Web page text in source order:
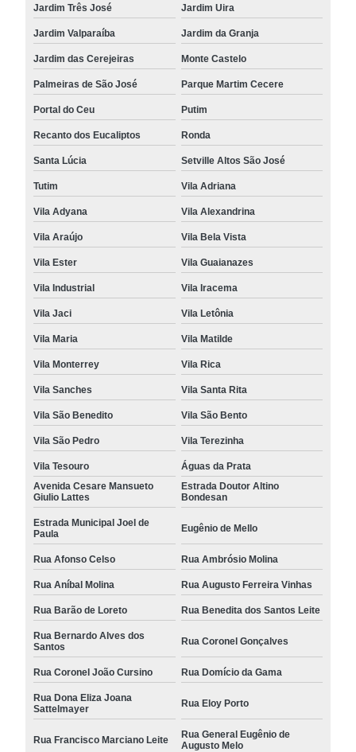
Jardim Três José Jardim Uira
Jardim Valparaíba Jardim da Granja
Jardim das Cerejeiras Monte Castelo
Palmeiras de São José Parque Martim Cecere
Portal do Ceu Putim
Recanto dos Eucaliptos Ronda
Santa Lúcia Setville Altos São José
Tutim Vila Adriana
Vila Adyana Vila Alexandrina
Vila Araújo Vila Bela Vista
Vila Ester Vila Guaianazes
Vila Industrial Vila Iracema
Vila Jaci Vila Letônia
Vila Maria Vila Matilde
Vila Monterrey Vila Rica
Vila Sanches Vila Santa Rita
Vila São Benedito Vila São Bento
Vila São Pedro Vila Terezinha
Vila Tesouro
Águas da Prata
Avenida Cesare Mansueto
Giulio Lattes
Estrada Doutor Altino
Bondesan
Estrada Municipal Joel de
Paula
Eugênio de Mello
Rua Afonso Celso Rua Ambrósio Molina
Rua Aníbal Molina Rua Augusto Ferreira Vinhas
Rua Barão de Loreto Rua Benedita dos Santos Leite
Rua Bernardo Alves dos
Santos
Rua Coronel Gonçalves
Rua Coronel João Cursino Rua Domício da Gama
Rua Dona Eliza Joana
Sattelmayer
Rua Eloy Porto
Rua Francisco Marciano Leite
Rua General Eugênio de
Augusto Melo